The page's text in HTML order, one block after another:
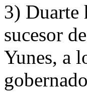
3) Duarte
sucesor
Yunes, a